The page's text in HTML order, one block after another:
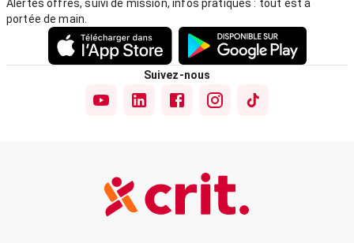
Alertes offres, suivi de mission, infos pratiques : tout est à
portée de main.
Suivez-nous